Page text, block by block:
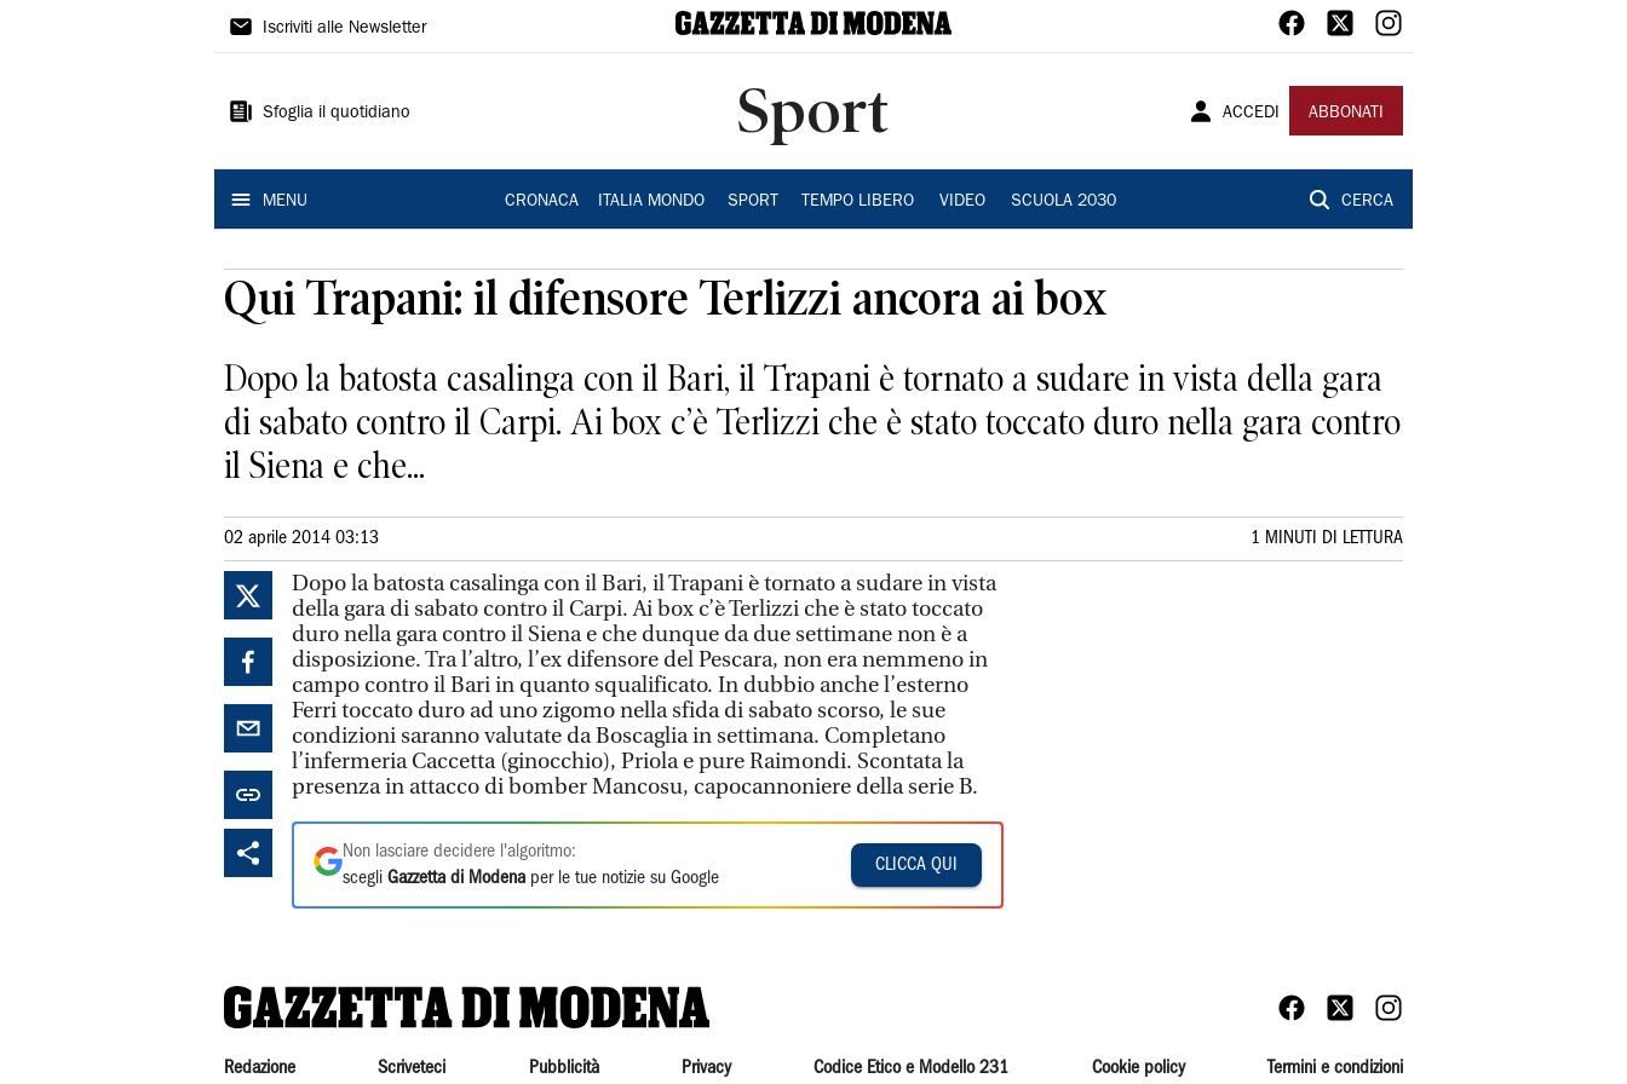
Gazzetta
Modena
Iscriviti alle Newsletter
Sfoglia il quotidiano Sport ACCEDI ABBONATI
MENU CRONACA ITALIA MONDO SPORT TEMPO LIBERO VIDEO SCUOLA 2030 CERCA
Qui Trapani: il difensore Terlizzi ancora ai box
Dopo la batosta casalinga con il Bari, il Trapani è tornato a sudare in vista della gara
di sabato contro il Carpi. Ai box c’è Terlizzi che è stato toccato duro nella gara contro
il Siena e che...
02 aprile 2014 03:13 1 MINUTI DI LETTURA
Dopo la batosta casalinga con il Bari, il Trapani è tornato a sudare in vista
della gara di sabato contro il Carpi. Ai box c’è Terlizzi che è stato toccato
duro nella gara contro il Siena e che dunque da due settimane non è a
disposizione. Tra l’altro, l’ex difensore del Pescara, non era nemmeno in
campo contro il Bari in quanto squalificato. In dubbio anche l’esterno
Ferri toccato duro ad uno zigomo nella sfida di sabato scorso, le sue
condizioni saranno valutate da Boscaglia in settimana. Completano
l’infermeria Caccetta (ginocchio), Priola e pure Raimondi. Scontata la
presenza in attacco di bomber Mancosu, capocannoniere della serie B.
Non lasciare decidere l'algoritmo:
scegli Gazzetta di Modena per le tue notizie su Google
CLICCA QUI
Redazione Scriveteci Pubblicità Privacy Codice Etico e Modello 231 Cookie policy Termini e condizioni